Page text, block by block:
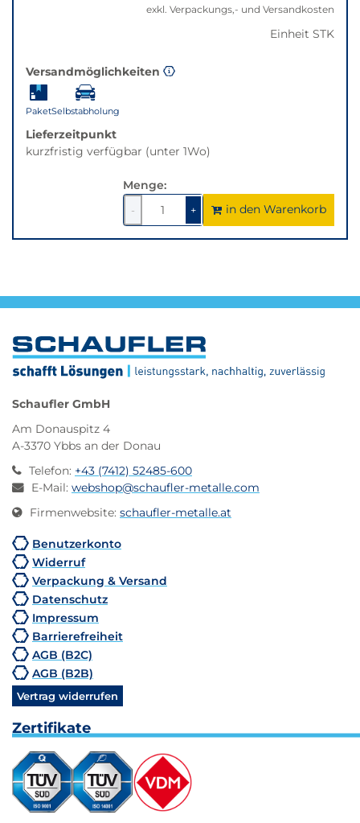
exkl. Verpackungs,- und Versandkosten
Einheit STK
Versandmöglichkeiten
PaketSelbstabholung
Lieferzeitpunkt
kurzfristig verfügbar (unter 1Wo)
Menge:
-
1
verringern
+1um
1
erhöhen
in den Warenkorb
Schaufler GmbH
Am Donauspitz 4
A-3370 Ybbs an der Donau
Telefon: +43 (7412) 52485-600
E-Mail: webshop@schaufler-metalle.com
Firmenwebsite: schaufler-metalle.at
Benutzerkonto
Widerruf
Verpackung & Versand
Datenschutz
Impressum
Barrierefreiheit
AGB (B2C)
AGB (B2B)
Vertrag widerrufen
Zertifikate